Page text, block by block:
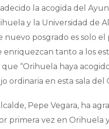
la acogida del
y la Universidad de
nuevo posgrado es solo
enriquezcan tanto a los
“Orihuela haya
ordinaria en esta sala del
Pepe Vegara, ha
primera vez en Orihuela